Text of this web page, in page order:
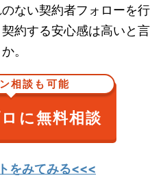
ない契約者フォローを行
約する安心感は高いと言
。
相談も可能
に無料相談
をみてみる<<<